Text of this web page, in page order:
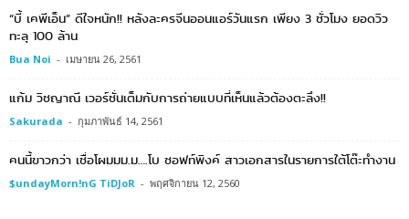
“บี้ เคพีเอ็น” ดีใจหนัก!! หลังละครจีนออนแอร์วันแรก เพียง 3 ชั่วโมง ยอดวิว
ทะลุ 100 ล้าน
Bua Noi - เมษายน 26, 2561
แก้ม วิชญาณี เวอร์ชั่นเต็มกับการถ่ายแบบที่เห็นแล้วต้องตะลึง!!
Sakurada - กุมภาพันธ์ 14, 2561
คนนี้ขาวกว่า เชื่อโผมมม.ม….โบ ซอฟท์พิงค์ สาวเอกสารในรายการใต้โต๊ะทำงาน
$undayMorn!nG TiDJoR - พฤศจิกายน 12, 2560